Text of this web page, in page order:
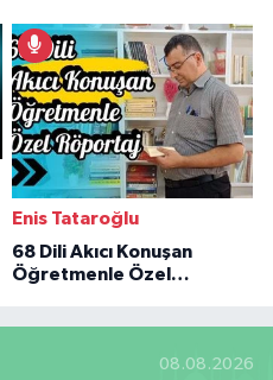
Enis Tataroğlu
68 Dili Akıcı Konuşan
Öğretmenle Özel
08.08.2026